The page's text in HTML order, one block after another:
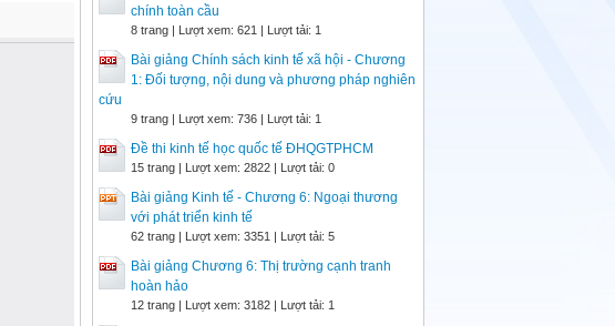
chính toàn cầu
8 trang | Lượt xem: 621 | Lượt tải: 1
Bài giảng Chính sách kinh tế xã hội - Chương
1: Đối tượng, nội dung và phương pháp nghiên
cứu
9 trang | Lượt xem: 736 | Lượt tải: 1
Đề thi kinh tế học quốc tế ĐHQGTPHCM
15 trang | Lượt xem: 2822 | Lượt tải: 0
Bài giảng Kinh tế - Chương 6: Ngoại thương
với phát triển kinh tế
62 trang | Lượt xem: 3351 | Lượt tải: 5
Bài giảng Chương 6: Thị trường cạnh tranh
hoàn hảo
12 trang | Lượt xem: 3182 | Lượt tải: 1